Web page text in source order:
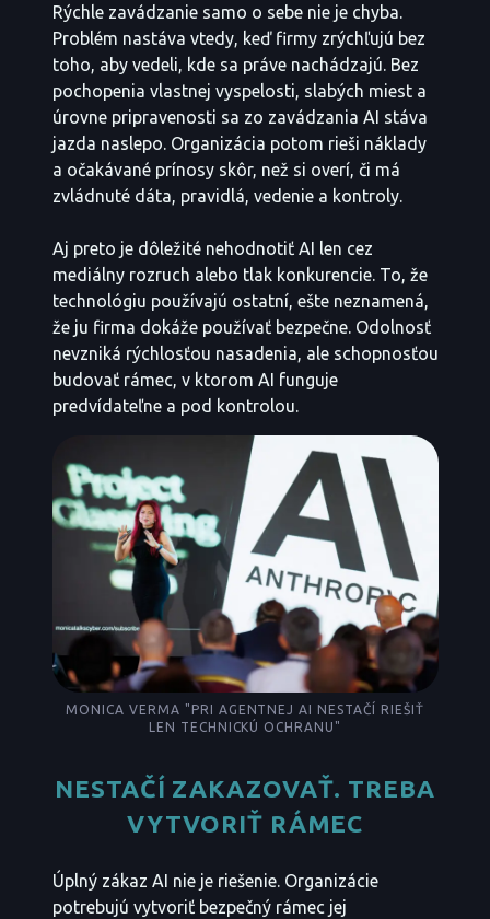
Rýchle zavádzanie samo o sebe nie je chyba.
Problém nastáva vtedy, keď firmy zrýchľujú bez
toho, aby vedeli, kde sa práve nachádzajú. Bez
pochopenia vlastnej vyspelosti, slabých miest a
úrovne pripravenosti sa zo zavádzania AI stáva
jazda naslepo. Organizácia potom rieši náklady
a očakávané prínosy skôr, než si overí, či má
zvládnuté dáta, pravidlá, vedenie a kontroly.
Aj preto je dôležité nehodnotiť AI len cez
mediálny rozruch alebo tlak konkurencie. To, že
technológiu používajú ostatní, ešte neznamená,
že ju firma dokáže používať bezpečne. Odolnosť
nevzniká rýchlosťou nasadenia, ale schopnosťou
budovať rámec, v ktorom AI funguje
predvídateľne a pod kontrolou.
MONICA VERMA "PRI AGENTNEJ AI NESTAČÍ RIEŠIŤ
LEN TECHNICKÚ OCHRANU"
NESTAČÍ ZAKAZOVAŤ. TREBA
VYTVORIŤ RÁMEC
Úplný zákaz AI nie je riešenie. Organizácie
potrebujú vytvoriť bezpečný rámec jej